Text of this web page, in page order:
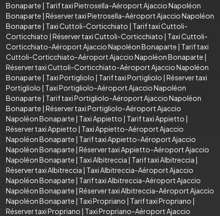
Bonaparte | Tarif taxi Pietrosella-Aéroport Ajaccio Napoléon
Bonaparte | Réserver taxi Pietrosella-Aéroport Ajaccio Napoléon
Bonaparte | Taxi Cuttoli-Corticchiato | Tarif taxi Cuttoli-
Corticchiato | Réserver taxi Cuttoli-Corticchiato | Taxi Cuttoli-
Corticchiato-Aéroport Ajaccio Napoléon Bonaparte | Tarif taxi
Cuttoli-Corticchiato-Aéroport Ajaccio Napoléon Bonaparte |
Réserver taxi Cuttoli-Corticchiato-Aéroport Ajaccio Napoléon
Bonaparte | Taxi Portigliolo | Tarif taxi Portigliolo | Réserver taxi
Portigliolo | Taxi Portigliolo-Aéroport Ajaccio Napoléon
Bonaparte | Tarif taxi Portigliolo-Aéroport Ajaccio Napoléon
Bonaparte | Réserver taxi Portigliolo-Aéroport Ajaccio
Napoléon Bonaparte | Taxi Appietto | Tarif taxi Appietto |
Réserver taxi Appietto | Taxi Appietto-Aéroport Ajaccio
Napoléon Bonaparte | Tarif taxi Appietto-Aéroport Ajaccio
Napoléon Bonaparte | Réserver taxi Appietto-Aéroport Ajaccio
Napoléon Bonaparte | Taxi Albitreccia | Tarif taxi Albitreccia |
Réserver taxi Albitreccia | Taxi Albitreccia-Aéroport Ajaccio
Napoléon Bonaparte | Tarif taxi Albitreccia-Aéroport Ajaccio
Napoléon Bonaparte | Réserver taxi Albitreccia-Aéroport Ajaccio
Napoléon Bonaparte | Taxi Propriano | Tarif taxi Propriano |
Réserver taxi Propriano | Taxi Propriano-Aéroport Ajaccio